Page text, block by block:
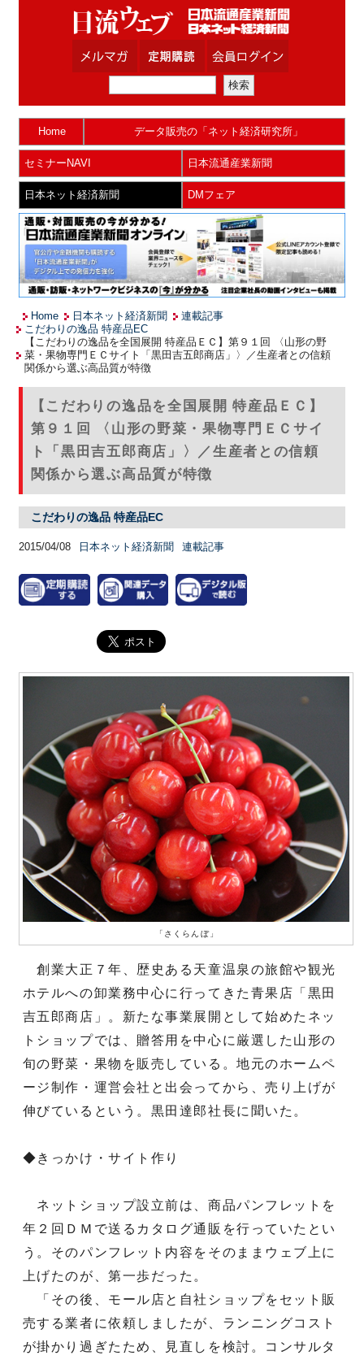
Home データ販売の「ネット経済研究所」
セミナーNAVI 日本流通産業新聞
日本ネット経済新聞 DMフェア
Home 日本ネット経済新聞
連載記事
こだわりの逸品 特産品EC
【こだわりの逸品を全国展開 特産品ＥＣ】第９１回 〈山形の野
菜・果物専門ＥＣサイト「黒田吉五郎商店」〉／生産者との信頼
関係から選ぶ高品質が特徴
【こだわりの逸品を全国展開 特産品ＥＣ】
第９１回 〈山形の野菜・果物専門ＥＣサイ
ト「黒田吉五郎商店」〉／生産者との信頼
関係から選ぶ高品質が特徴
こだわりの逸品 特産品EC
2015/04/08 日本ネット経済新聞 連載記事
「さくらんぼ」
創業大正７年、歴史ある天童温泉の旅館や観光
ホテルへの卸業務中心に行ってきた青果店「黒田
吉五郎商店」。新たな事業展開として始めたネッ
トショップでは、贈答用を中心に厳選した山形の
旬の野菜・果物を販売している。地元のホームペ
ージ制作・運営会社と出会ってから、売り上げが
伸びているという。黒田達郎社長に聞いた。
◆きっかけ・サイト作り
ネットショップ設立前は、商品パンフレットを
年２回ＤＭで送るカタログ通販を行っていたとい
う。そのパンフレット内容をそのままウェブ上に
上げたのが、第一歩だった。
「その後、モール店と自社ショップをセット販
売する業者に依頼しましたが、ランニングコスト
が掛かり過ぎたため、見直しを検討。コンサルタ